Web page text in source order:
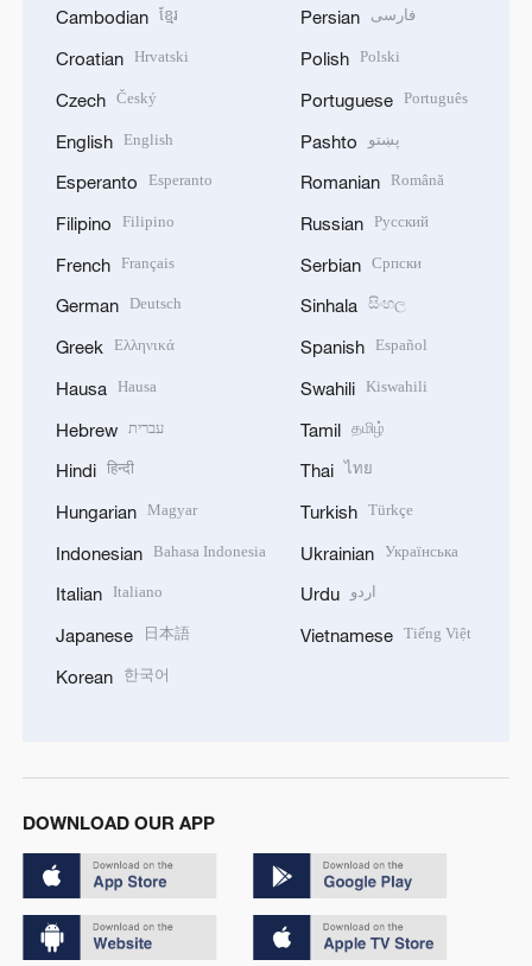
Cambodian ខ្មែរ
Croatian Hrvatski
Czech Český
English English
Esperanto Esperanto
Filipino Filipino
French Français
German Deutsch
Greek Ελληνικά
Hausa Hausa
Hebrew עברית
Hindi हिन्दी
Hungarian Magyar
Indonesian Bahasa Indonesia
Italian Italiano
Japanese 日本語
Korean 한국어
Persian فارسی
Polish Polski
Portuguese Português
Pashto پښتو
Romanian Română
Russian Русский
Serbian Српски
Sinhala සිංහල
Spanish Español
Swahili Kiswahili
Tamil தமிழ்
Thai ไทย
Turkish Türkçe
Ukrainian Українська
Urdu اردو
Vietnamese Tiếng Việt
DOWNLOAD OUR APP